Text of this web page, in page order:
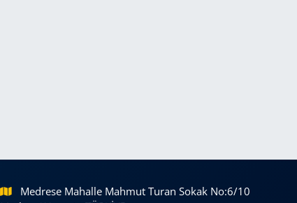
Medrese Mahalle Mahmut Turan Sokak No:6/10